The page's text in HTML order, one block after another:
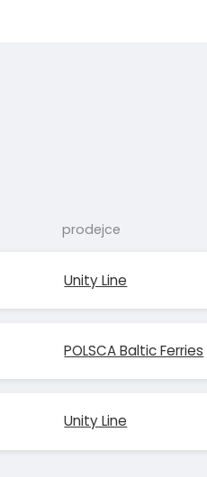
prodejce
Unity Line
POLSCA Baltic Ferries
Unity Line